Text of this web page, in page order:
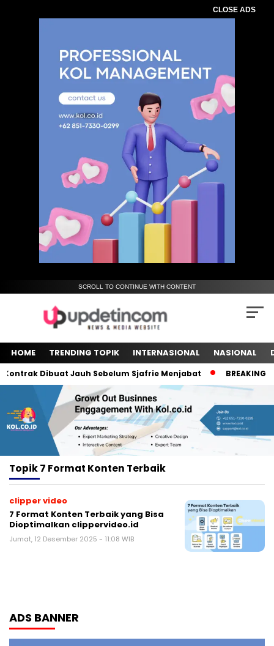
CLOSE ADS
SCROLL TO CONTINUE WITH CONTENT
HOME TRENDING TOPIK INTERNASIONAL NASIONAL
Dibuat Jauh Sebelum Sjafrie Menjabat BREAKING
Topik7 Format Konten Terbaik
clipper video
7 Format Konten Terbaik yang Bisa
Dioptimalkan clippervideo.id
Jumat, 12 Desember 2025 - 11:08 WIB
ADS BANNER